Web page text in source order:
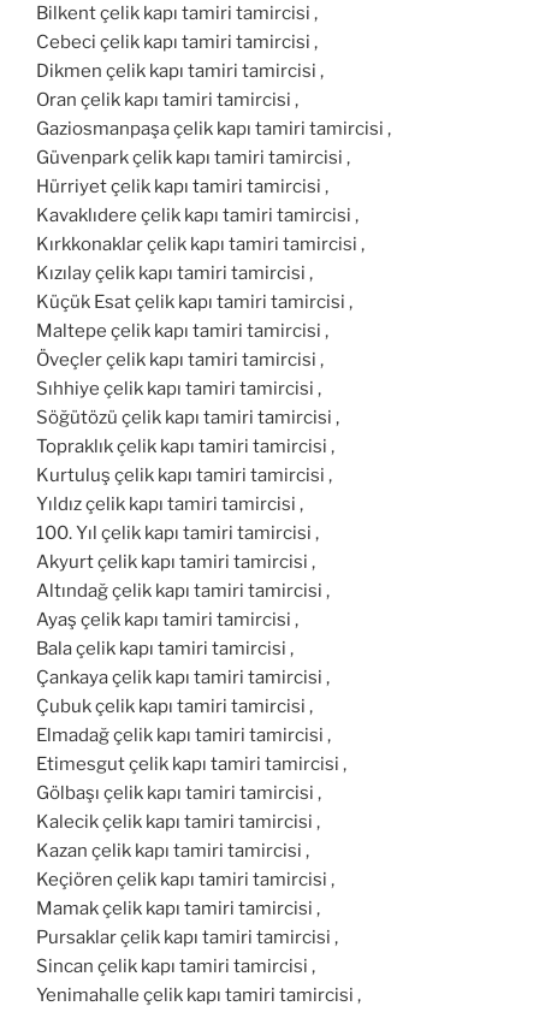
Bilkent çelik kapı tamiri tamircisi ,
Cebeci çelik kapı tamiri tamircisi ,
Dikmen çelik kapı tamiri tamircisi ,
Oran çelik kapı tamiri tamircisi ,
Gaziosmanpaşa çelik kapı tamiri tamircisi ,
Güvenpark çelik kapı tamiri tamircisi ,
Hürriyet çelik kapı tamiri tamircisi ,
Kavaklıdere çelik kapı tamiri tamircisi ,
Kırkkonaklar çelik kapı tamiri tamircisi ,
Kızılay çelik kapı tamiri tamircisi ,
Küçük Esat çelik kapı tamiri tamircisi ,
Maltepe çelik kapı tamiri tamircisi ,
Öveçler çelik kapı tamiri tamircisi ,
Sıhhiye çelik kapı tamiri tamircisi ,
Söğütözü çelik kapı tamiri tamircisi ,
Topraklık çelik kapı tamiri tamircisi ,
Kurtuluş çelik kapı tamiri tamircisi ,
Yıldız çelik kapı tamiri tamircisi ,
100. Yıl çelik kapı tamiri tamircisi ,
Akyurt çelik kapı tamiri tamircisi ,
Altındağ çelik kapı tamiri tamircisi ,
Ayaş çelik kapı tamiri tamircisi ,
Bala çelik kapı tamiri tamircisi ,
Çankaya çelik kapı tamiri tamircisi ,
Çubuk çelik kapı tamiri tamircisi ,
Elmadağ çelik kapı tamiri tamircisi ,
Etimesgut çelik kapı tamiri tamircisi ,
Gölbaşı çelik kapı tamiri tamircisi ,
Kalecik çelik kapı tamiri tamircisi ,
Kazan çelik kapı tamiri tamircisi ,
Keçiören çelik kapı tamiri tamircisi ,
Mamak çelik kapı tamiri tamircisi ,
Pursaklar çelik kapı tamiri tamircisi ,
Sincan çelik kapı tamiri tamircisi ,
Yenimahalle çelik kapı tamiri tamircisi ,